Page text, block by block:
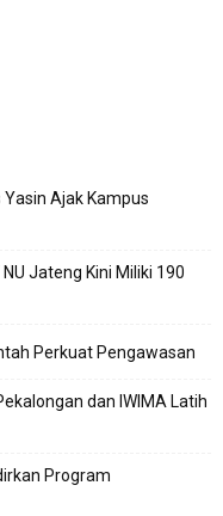
Yasin Ajak Kampus
Jateng Kini Miliki 190
Perkuat Pengawasan
dan IWIMA Latih
Program